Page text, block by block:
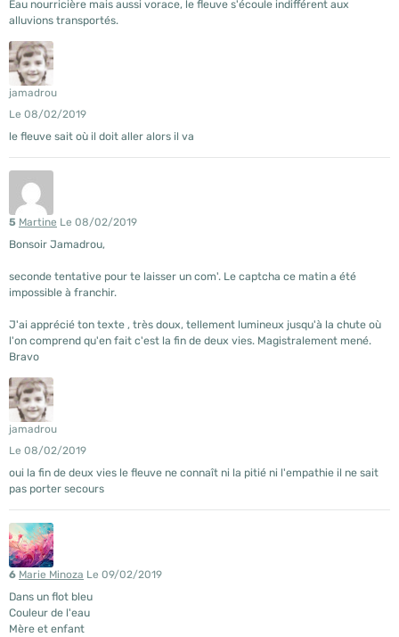
Eau nourricière mais aussi vorace, le fleuve s'écoule indifférent aux
alluvions transportés.
jamadrou
Le 08/02/2019
le fleuve sait où il doit aller alors il va
5 Martine Le 08/02/2019
Bonsoir Jamadrou,
seconde tentative pour te laisser un com'. Le captcha ce matin a été
impossible à franchir.
J'ai apprécié ton texte , très doux, tellement lumineux jusqu'à la chute où
l'on comprend qu'en fait c'est la fin de deux vies. Magistralement mené.
Bravo
jamadrou
Le 08/02/2019
oui la fin de deux vies le fleuve ne connaît ni la pitié ni l'empathie il ne sait
pas porter secours
6 Marie Minoza Le 09/02/2019
Dans un flot bleu
Couleur de l'eau
Mère et enfant